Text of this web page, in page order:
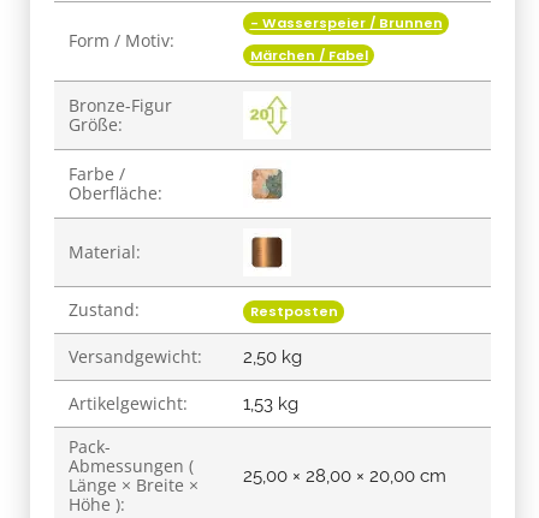
Produkteigenschaft
Form / Motiv:
- Wasserspeier / Brunnen
Märchen / Fabel
Bronze-Figur
Größe:
Farbe /
Oberfläche:
Material:
Zustand: Restposten
Versandgewicht: 2,50 kg
Artikelgewicht: 1,53 kg
Pack-
Abmessungen (
Länge × Breite ×
Höhe ):
25,00 × 28,00 × 20,00 cm